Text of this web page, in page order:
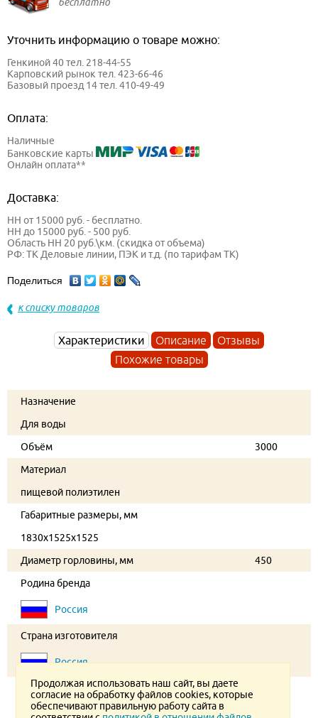
бесплатно
Уточнить информацию о товаре можно:
Генкиной 40 тел. 218-44-55
Карповский рынок тел. 423-66-46
Базовый проезд 14 тел. 410-49-49
Оплата:
Наличные
Банковские карты
Онлайн оплата**
Доставка:
НН от 15000 руб. - бесплатно.
НН до 15000 руб. - 500 руб.
Область НН 20 руб.\км. (скидка от объема)
РФ: ТК Деловые линии, ПЭК и т.д. (по тарифам ТК)
Поделиться
к списку товаров
Характеристики Описание
Отзывы
Похожие товары
Назначение
Для воды
Объём
3000
Материал
пищевой полиэтилен
Габаритные размеры, мм
1830х1525х1525
Диаметр горловины, мм
450
Родина бренда
Россия
Страна изготовителя
Россия
Продолжая использовать наш сайт, вы даете
согласие на обработку файлов cookies, которые
обеспечивают правильную работу сайта в